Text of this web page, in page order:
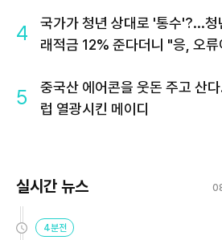
4
국가가 청년 상대로 '통수'?...청
래적금 12% 준다더니 "응, 오류
5
중국산 에어콘을 웃돈 주고 산
럽 열광시킨 메이디
실시간 뉴스
4분전